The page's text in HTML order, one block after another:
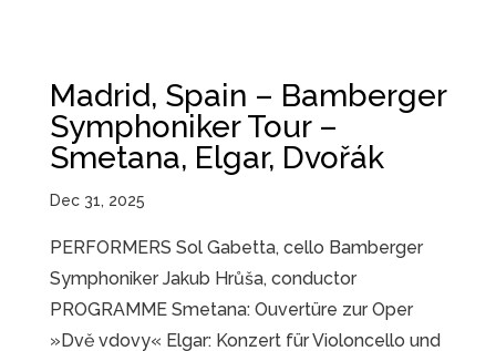
Madrid, Spain – Bamberger
Symphoniker Tour –
Smetana, Elgar, Dvořák
Dec 31, 2025
PERFORMERS Sol Gabetta, cello Bamberger
Symphoniker Jakub Hrůša, conductor
PROGRAMME Smetana: Ouvertüre zur Oper
»Dvě vdovy« Elgar: Konzert für Violoncello und